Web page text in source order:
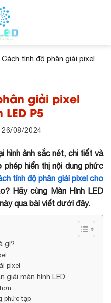
Cách tính độ phân giải pixel
giải pixel
LED P5
26/08/2024
hình ảnh sắc nét, chi tiết và
hiển thị nội dung phức
tính độ phân giải pixel cho
Hãy cùng Màn Hình LED
qua bài viết dưới đây.
gì?
pixel
giải màn hình LED
phức tạp